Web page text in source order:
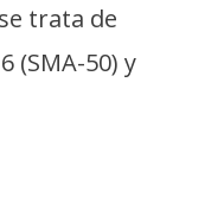
trata de
(SMA-50) y